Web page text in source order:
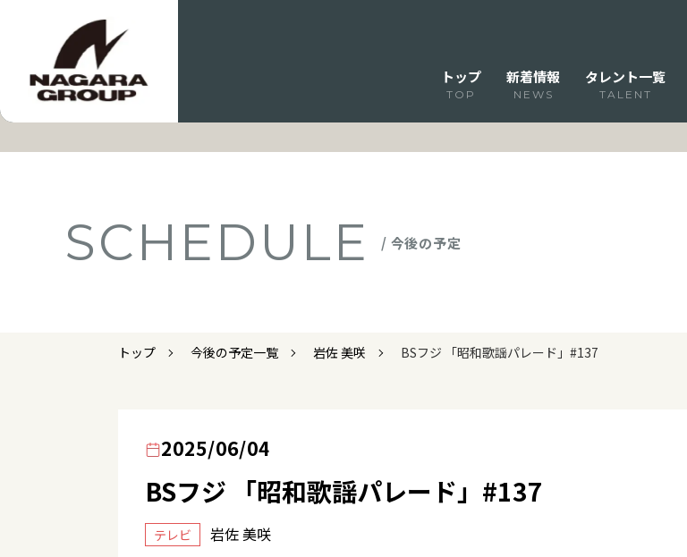
トップ
TOP
新着情報
NEWS
タレント一覧
TALENT
SCHEDULE / 今後の予定
トップ 今後の予定一覧 岩佐 美咲 BSフジ 「昭和歌謡パレード」#137
2025/06/04
BSフジ 「昭和歌謡パレード」#137
テレビ 岩佐 美咲